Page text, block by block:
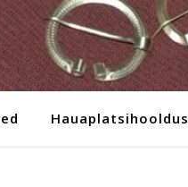
Hauaplatsihooldus